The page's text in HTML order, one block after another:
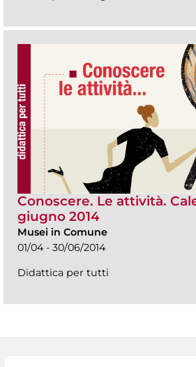
Conoscere. Le attività.
giugno 2014
Musei in Comune
01/04 - 30/06/2014
Didattica per tutti